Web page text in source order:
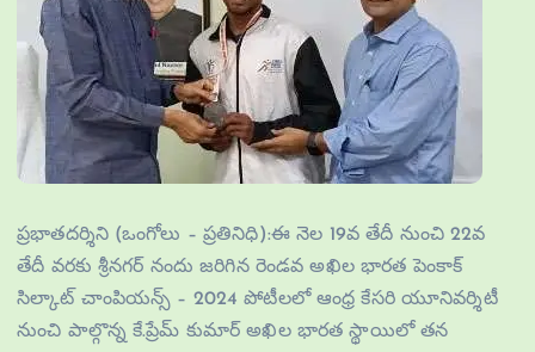
ప్రభాతదర్శిని (ఒంగోలు – ప్రతినిధి):ఈ నెల 19వ తేదీ నుంచి 22వ
తేదీ వరకు శ్రీనగర్ నందు జరిగిన రెండవ అఖిల భారత పెంకాక్
సిల్కాట్ చాంపియన్స్ – 2024 పోటీలలో ఆంధ్ర కేసరి యూనివర్శిటీ
నుంచి పాల్గొన్న కే.ప్రేమ్ కుమార్ అఖిల భారత స్థాయిలో తన